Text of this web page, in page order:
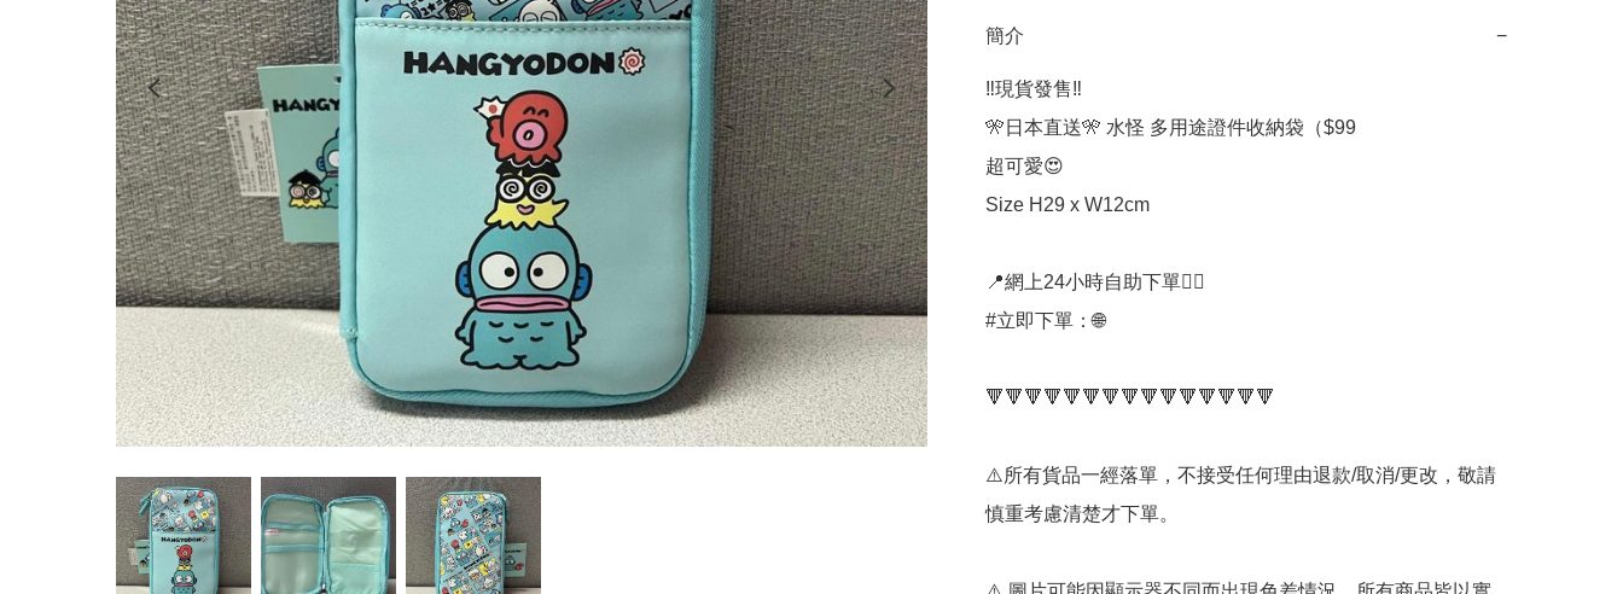
簡介 −
‼️現貨發售‼️
🎌日本直送🎌 水怪 多用途證件收納袋（$99
超可愛😍
Size H29 x W12cm
📍網上24小時自助下單👍🏻
#立即下單：🌐
🔻🔻🔻🔻🔻🔻🔻🔻🔻🔻🔻🔻🔻🔻🔻
⚠️所有貨品一經落單，不接受任何理由退款/取消/更改，敬請
慎重考慮清楚才下單。